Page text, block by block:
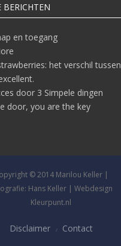
BERICHTEN
en toegang
het verschil tussen
door 3 Simpele dingen
door, you are the key
© 2014 Marilou Keller |
Hans Keller | Webdesign
Kleurpunt.nl
Disclaimer Contact